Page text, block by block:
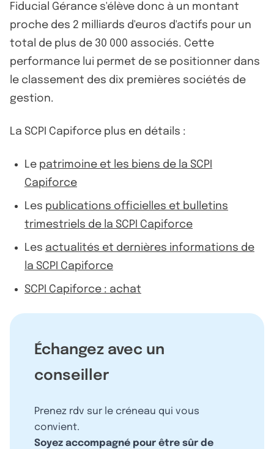
Fiducial Gérance s'élève donc à un montant
proche des 2 milliards d'euros d'actifs pour un
total de plus de 30 000 associés. Cette
performance lui permet de se positionner dans
le classement des dix premières sociétés de
gestion.
La SCPI Capiforce plus en détails :
Le patrimoine et les biens de la SCPI
Capiforce
Les publications officielles et bulletins
trimestriels de la SCPI Capiforce
Les actualités et dernières informations de
la SCPI Capiforce
SCPI Capiforce : achat
Échangez avec un
conseiller
Prenez rdv sur le créneau qui vous
convient.
Soyez accompagné pour être sûr de